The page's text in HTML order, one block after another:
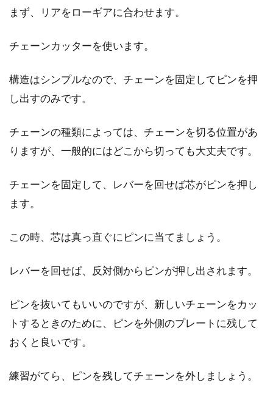
こんにちは、じてんしゃライターふくだです。
ロードバイクを車に積む時に上手く積む方法が
ご存知でしょうか？ドイツに本拠を置き、プロ
異音を解消！
ロードバイクを乗ってくるとパーツの磨耗は必
やbb、タイ...
ー12社をプロが徹底評価
まず、リアをローギアに合わせます。
チェーンカッターを使います。
構造はシンプルなので、チェーンを固定してピンを押
し出すのみです。
チェーンの種類によっては、チェーンを切る位置があ
りますが、一般的にはどこから切っても大丈夫です。
チェーンを固定して、レバーを回せば芯がピンを押し
ます。
この時、芯は真っ直ぐにピンに当てましょう。
レバーを回せば、反対側からピンが押し出されます。
ピンを抜いてもいいのですが、新しいチェーンをカッ
トするときのために、ピンを外側のプレートに残して
おくと良いです。
練習がてら、ピンを残してチェーンを外しましょう。